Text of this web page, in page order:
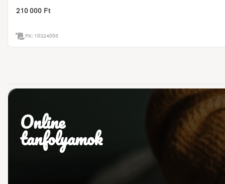
210 000 Ft
PK: 10324005
Online
tanfolyamok